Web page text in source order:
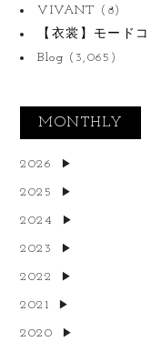
VIVANT (8)
【衣裳】モード
Blog (3,065)
MONTHLY
2026
2025
2024
2023
2022
2021
2020